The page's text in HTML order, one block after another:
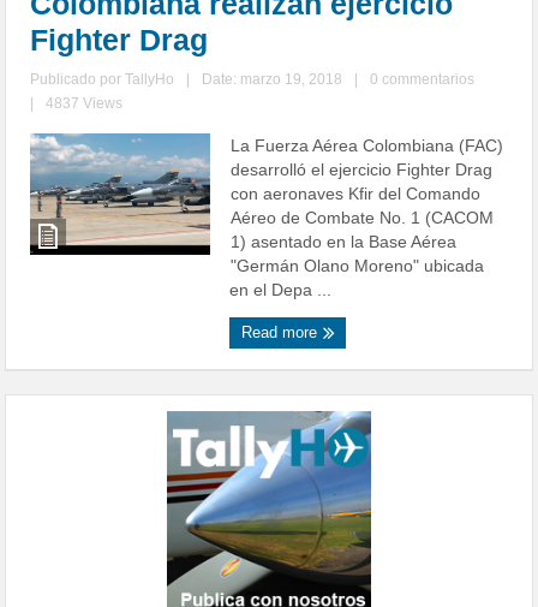
Fighter Drag
Publicado porTallyHo Date: marzo 19, 2018
0 commentarios
4837 Views
La Fuerza Aérea Colombiana (FAC)
desarrolló el ejercicio Fighter Drag
con aeronaves Kfir del Comando
Aéreo de Combate No. 1 (CACOM
1) asentado en la Base Aérea
"Germán Olano Moreno" ubicada
en el Depa ...
Read more